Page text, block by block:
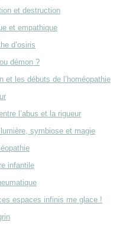
et destruction
et empathique
d’osiris
démon ?
et les débuts de l’homéopathie
l’abus et la rigueur
symbiose et magie
infantile
espaces infinis me glace !